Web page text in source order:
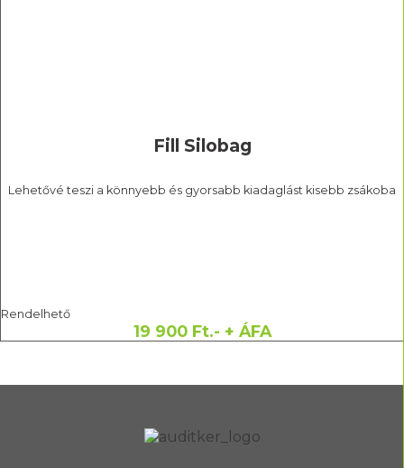
Fill Silobag
Lehetővé teszi a könnyebb és gyorsabb kiadaglást kisebb zsákoba
Rendelhető
19 900 Ft.- + ÁFA